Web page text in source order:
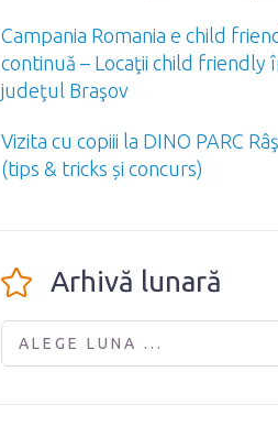
Campania Romania e child
continuă – Locaţii child friendly
judeţul Braşov
Vizita cu copiii la DINO PARC
(tips & tricks și concurs)
Arhivă lunară
ALEGE LUNA ...